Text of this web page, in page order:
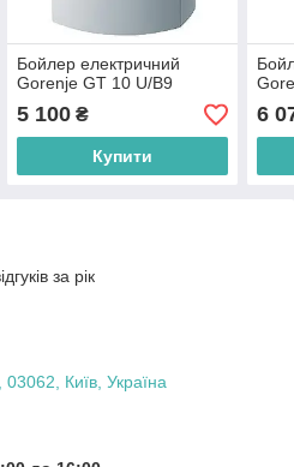
Бойлер електричний
Gorenje GT 10 U/B9
5 100₴
Купити
6
за рік
Київ, Україна